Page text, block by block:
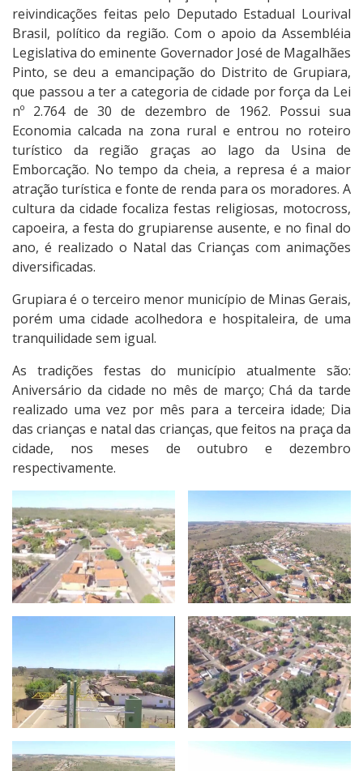
reivindicações feitas pelo Deputado Estadual Lourival
Brasil, político da região. Com o apoio da Assembléia
Legislativa do eminente Governador José de Magalhães
Pinto, se deu a emancipação do Distrito de Grupiara,
que passou a ter a categoria de cidade por força da Lei
nº 2.764 de 30 de dezembro de 1962. Possui sua
Economia calcada na zona rural e entrou no roteiro
turístico da região graças ao lago da Usina de
Emborcação. No tempo da cheia, a represa é a maior
atração turística e fonte de renda para os moradores. A
cultura da cidade focaliza festas religiosas, motocross,
capoeira, a festa do grupiarense ausente, e no final do
ano, é realizado o Natal das Crianças com animações
diversificadas.
Grupiara é o terceiro menor município de Minas Gerais,
porém uma cidade acolhedora e hospitaleira, de uma
tranquilidade sem igual.
As tradições festas do município atualmente são:
Aniversário da cidade no mês de março; Chá da tarde
realizado uma vez por mês para a terceira idade; Dia
das crianças e natal das crianças, que feitos na praça da
cidade, nos meses de outubro e dezembro
respectivamente.